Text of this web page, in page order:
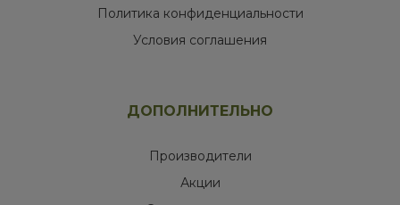
Политика конфиденциальности
Условия соглашения
ДОПОЛНИТЕЛЬНО
Производители
Акции